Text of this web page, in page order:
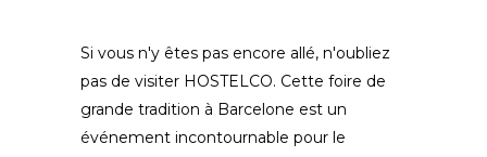
Si vous n'y êtes pas encore allé, n'oubliez
pas de visiter HOSTELCO. Cette foire de
grande tradition à Barcelone est un
événement incontournable pour le